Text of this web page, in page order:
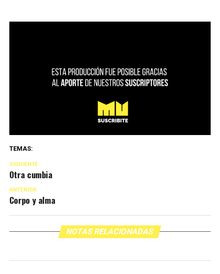
TEMAS:
SIGUIENTE
Otra cumbia
ANTERIOR
Corpo y alma
NOTAS RELACIONADAS